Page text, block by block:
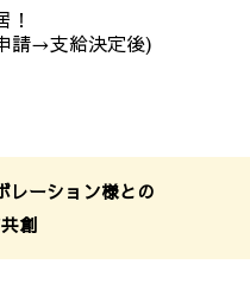
！
請→支給決定後)
レーション様との
創